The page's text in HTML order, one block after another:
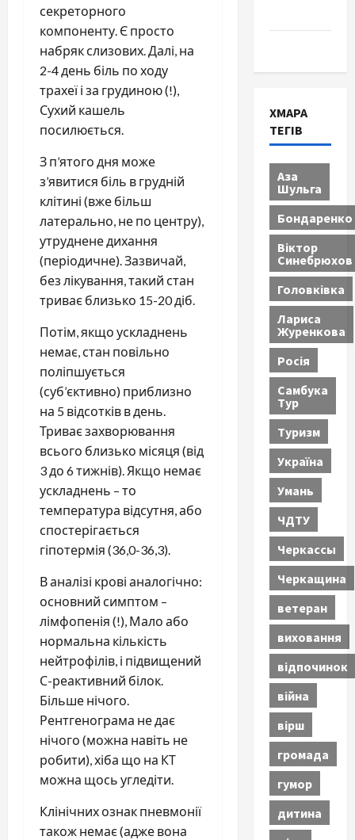
секреторного
компоненту. Є просто
набряк слизових. Далі, на
2-4 день біль по ходу
трахеї і за грудиною (!),
Сухий кашель
посилюється.
З п’ятого дня може
з’явитися біль в грудній
клітині (вже більш
латерально, не по центру),
утруднене дихання
(періодичне). Зазвичай,
без лікування, такий стан
триває близько 15-20 діб.
Потім, якщо ускладнень
немає, стан повільно
поліпшується
(суб’єктивно) приблизно
на 5 відсотків в день.
Триває захворювання
всього близько місяця (від
3 до 6 тижнів). Якщо немає
ускладнень – то
температура відсутня, або
спостерігається
гіпотермія (36,0-36,3).
В аналізі крові аналогічно:
основний симптом –
лімфопенія (!), Мало або
нормальна кількість
нейтрофілів, і підвищений
С-реактивний білок.
Більше нічого.
Рентгенограма не дає
нічого (можна навіть не
робити), хіба що на КТ
можна щось угледіти.
Клінічних ознак пневмонії
також немає (адже вона
ХМАРА
ТЕГІВ
Аза
Шульга
Бондаренко
Віктор
Синебрюхов
Головківка
Лариса
Журенкова
Росія
Самбука
Тур
Туризм
Україна
Умань
ЧДТУ
Черкассы
Черкащина
ветеран
виховання
відпочинок
війна
вірш
громада
гумор
дитина